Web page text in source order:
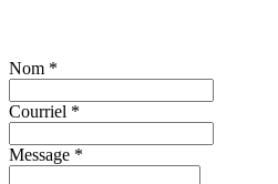
Nom *
Courriel *
Message *